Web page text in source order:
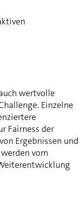
wertvolle
Einzelne
Fairness der
Ergebnissen und
vom